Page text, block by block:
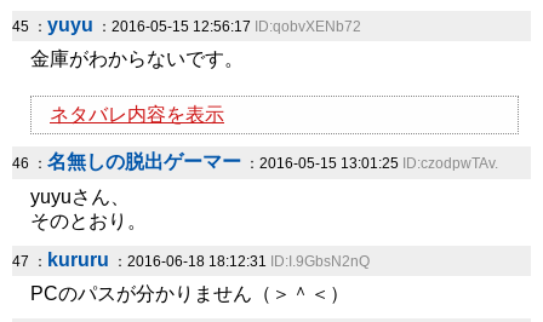
45 ： yuyu ：2016-05-15 12:56:17 ID:qobvXENb72
金庫がわからないです。
ネタバレ内容を表示
46 ： 名無しの脱出ゲーマー ：2016-05-15 13:01:25 ID:czodpwTAv.
yuyuさん、
そのとおり。
47 ： kururu ：2016-06-18 18:12:31 ID:I.9GbsN2nQ
PCのパスが分かりません（＞＾＜）